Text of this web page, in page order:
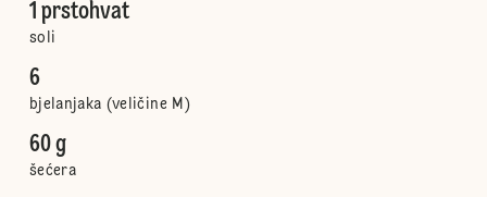
1 prstohvat
soli
6
bjelanjaka (veličine M)
60 g
šećera